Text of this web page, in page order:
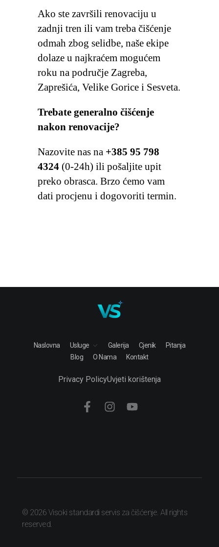
Ako ste završili renovaciju u
zadnji tren ili vam treba čišćenje
odmah zbog selidbe, naše ekipe
dolaze u najkraćem mogućem
roku na područje Zagreba,
Zaprešića, Velike Gorice i Sesveta.
Trebate generalno čišćenje
nakon renovacije?
Nazovite nas na +385 95 798
4324 (0-24h) ili pošaljite upit
preko obrasca. Brzo ćemo vam
dati procjenu i dogovoriti termin.
Naslovna Usluge Galerija Cjenik
Pitanja
Blog
O Nama Kontakt
Privacy PolicyUvjeti korištenja
© 2026 Visoki standardi servis za čišćenje. All rights
reserved.